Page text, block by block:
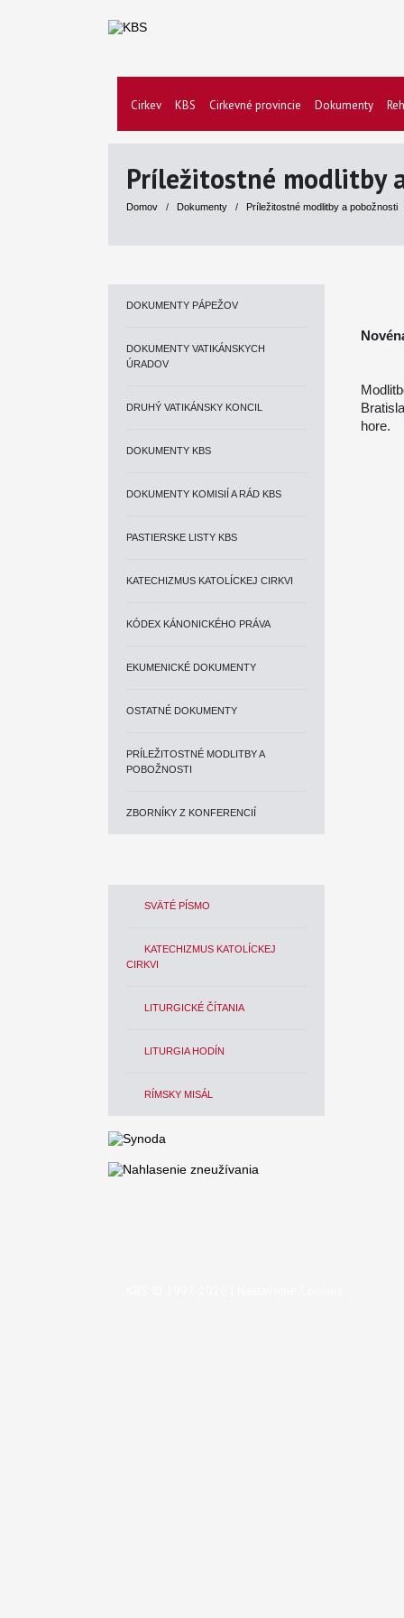
Cirkev KBS Cirkevné provincie Dokumenty
Príležitostné modlitby
Domov / Dokumenty / Príležitostné modlitby a pobožnosti
DOKUMENTY PÁPEŽOV
DOKUMENTY VATIKÁNSKYCH
ÚRADOV
DRUHÝ VATIKÁNSKY KONCIL
DOKUMENTY KBS
DOKUMENTY KOMISIÍ A RÁD KBS
PASTIERSKE LISTY KBS
KATECHIZMUS KATOLÍCKEJ CIRKVI
KÓDEX KÁNONICKÉHO PRÁVA
EKUMENICKÉ DOKUMENTY
OSTATNÉ DOKUMENTY
PRÍLEŽITOSTNÉ MODLITBY A
POBOŽNOSTI
ZBORNÍKY Z KONFERENCIÍ
SVÄTÉ PÍSMO
KATECHIZMUS KATOLÍCKEJ
CIRKVI
LITURGICKÉ ČÍTANIA
LITURGIA HODÍN
RÍMSKY MISÁL
hore.